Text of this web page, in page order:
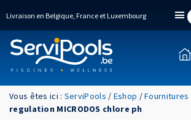
Livraison en Belgique, France et Luxembourg
Vous êtes ici : ServiPools / Eshop /Fournitures
regulation MICRODOS chlore ph